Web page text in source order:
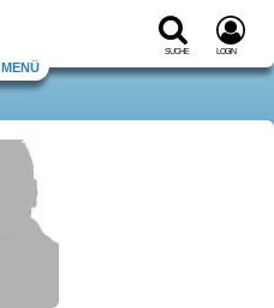
Suche Login
Menü